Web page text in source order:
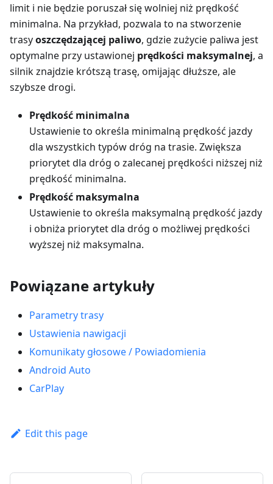
limit i nie będzie poruszał się wolniej niż prędkość
minimalna. Na przykład, pozwala to na stworzenie
trasyoszczędzającej paliwo, gdzie zużycie paliwa jest
optymalne przy ustawionej prędkości maksymalnej, a
silnik znajdzie krótszą trasę, omijając dłuższe, ale
szybsze drogi.
Prędkość minimalna
Ustawienie to określa minimalną prędkość jazdy
dla wszystkich typów dróg na trasie. Zwiększa
priorytet dla dróg o zalecanej prędkości niższej niż
prędkość minimalna.
Prędkość maksymalna
Ustawienie to określa maksymalną prędkość jazdy
i obniża priorytet dla dróg o możliwej prędkości
wyższej niż maksymalna.
Powiązane artykuły
Parametry trasy
Ustawienia nawigacji
Komunikaty głosowe / Powiadomienia
Android Auto
CarPlay
Edit this page